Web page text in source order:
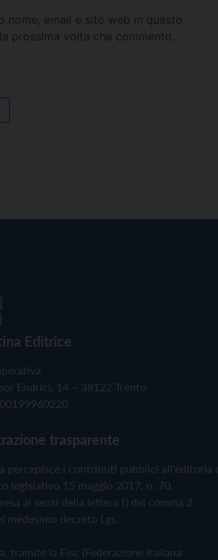
nome, email e sito web in questo
prossima volta che commento.
Editrice
Endrici, 14 – 38122 Trento
00199960220
trasparente
percepisce i contributi pubblici all'editoria
legislativo 15 maggio 2017, n. 70.
ai sensi della lettera f) del comma 2
medesimo decreto Lgs.
tramite la Fisc (Federazione Italiana